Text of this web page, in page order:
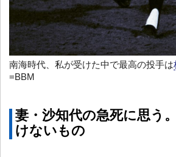
南海時代、私が受けた中で最高の投手は
=BBM
妻・沙知代の急死に思う
けないもの